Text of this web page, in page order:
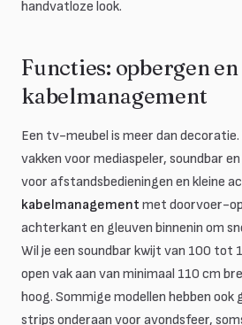
handvatloze look.
Functies: opbergen en
kabelmanagement
Een tv-meubel is meer dan
vakken voor mediaspeler, soundbar
voor afstandsbedieningen en kleine
kabelmanagement met doorvoer-
achterkant en gleuven binnenin om
Wil je een soundbar kwijt van 100 tot
open vak aan van minimaal 110 cm
hoog. Sommige modellen hebben
strips onderaan voor avondsfeer,